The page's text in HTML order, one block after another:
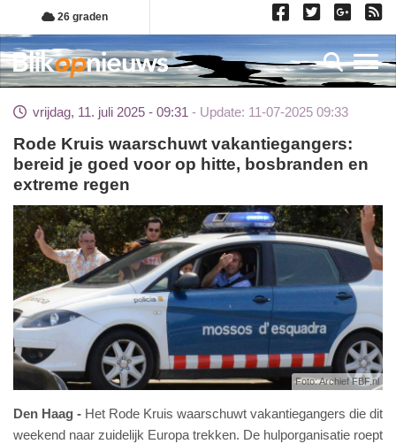
Overslaan
en
naar
de
gaan
26 graden
vrijdag, 11. juli 2025 - 09:31 Update: 11-07-2025 09:33
Rode Kruis waarschuwt vakantiegangers:
bereid je goed voor op hitte, bosbranden en
extreme regen
Foto: Archief FBF.nl
Den Haag
Het Rode Kruis waarschuwt vakantiegangers die dit
weekend naar zuidelijk Europa trekken. De hulporganisatie roept